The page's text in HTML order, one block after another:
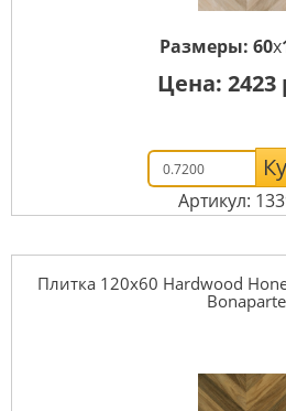
Размеры: 60x
Цена: 2423
Артикул:
Плитка 120x60 Hardwood
Bonaparte